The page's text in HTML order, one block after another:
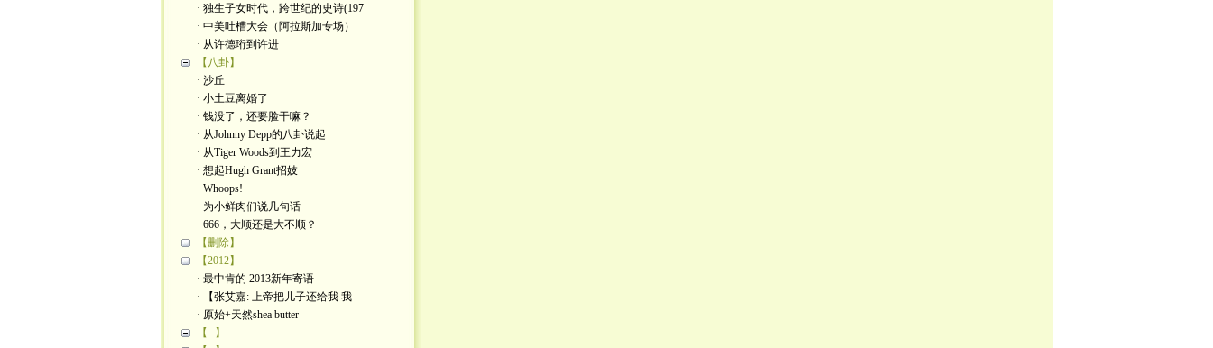
· 独生子女时代，跨世纪的史诗(197
· 中美吐槽大会（阿拉斯加专场）
· 从许德珩到许进
【八卦】
· 沙丘
· 小土豆离婚了
· 钱没了，还要脸干嘛？
· 从Johnny Depp的八卦说起
· 从Tiger Woods到王力宏
· 想起Hugh Grant招妓
· Whoops!
· 为小鲜肉们说几句话
· 666，大顺还是大不顺？
【删除】
【2012】
· 最中肯的 2013新年寄语
· 【张艾嘉: 上帝把儿子还给我 我
· 原始+天然shea butter
【--】